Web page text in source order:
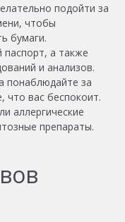
подойти за
чтобы
бумаги.
а также
и анализов.
понаблюдайте за
что вас беспокоит.
аллергические
препараты.